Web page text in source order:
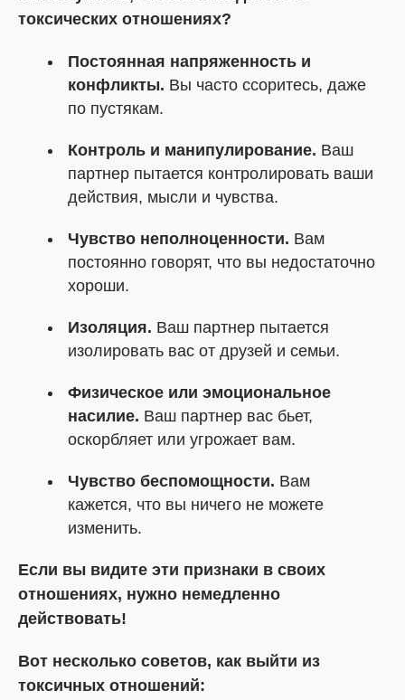
токсических отношениях?
Постоянная напряженность и
конфликты. Вы часто ссоритесь, даже
по пустякам.
Контроль и манипулирование. Ваш
партнер пытается контролировать ваши
действия, мысли и чувства.
Чувство неполноценности. Вам
постоянно говорят, что вы недостаточно
хороши.
Изоляция. Ваш партнер пытается
изолировать вас от друзей и семьи.
Физическое или эмоциональное
насилие. Ваш партнер вас бьет,
оскорбляет или угрожает вам.
Чувство беспомощности. Вам
кажется, что вы ничего не можете
изменить.
Если вы видите эти признаки в своих
отношениях, нужно немедленно
действовать!
Вот несколько советов, как выйти из
токсичных отношений: